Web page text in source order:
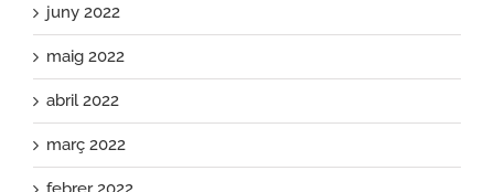
juny 2022
maig 2022
abril 2022
març 2022